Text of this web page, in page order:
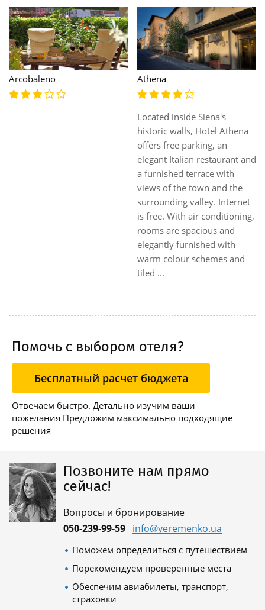
Arcobaleno Athena
Located inside Siena's
historic walls, Hotel Athena
offers free parking, an
elegant Italian restaurant and
a furnished terrace with
views of the town and the
surrounding valley. Internet
is free. With air conditioning,
rooms are spacious and
elegantly furnished with
warm colour schemes and
tiled ...
Помочь с выбором отеля?
Бесплатный расчет бюджета
Отвечаем быстро. Детально изучим ваши
пожелания Предложим максимально подходящие
решения
Позвоните нам прямо
сейчас!
Вопросы и бронирование
050-239-99-59 info@yeremenko.ua
Поможем определиться с путешествием
Порекомендуем проверенные места
Обеспечим авиабилеты, транспорт,
страховки